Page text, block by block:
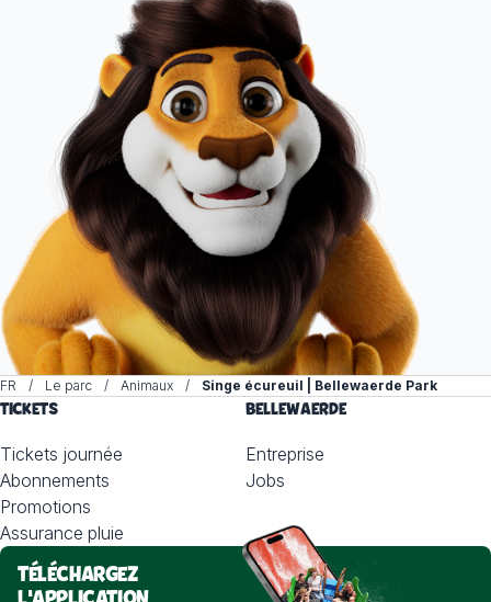
FR Le parc Animaux Singe écureuil | Bellewaerde Park
TICKETS
Tickets journée
Abonnements
Promotions
Assurance pluie
BELLEWAERDE
Entreprise
Jobs
TÉLÉCHARGEZ